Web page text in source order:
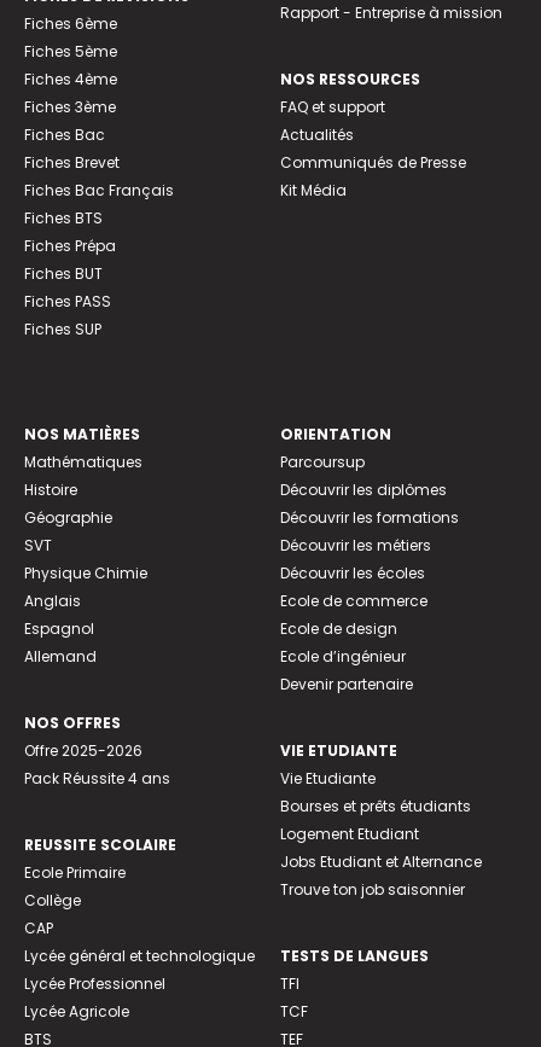
Fiches 6ème
Fiches 5ème
Fiches 4ème
Fiches 3ème
Fiches Bac
Fiches Brevet
Fiches Bac Français
Fiches BTS
Fiches Prépa
Fiches BUT
Fiches PASS
Fiches SUP
Rapport - Entreprise à mission
NOS RESSOURCES
FAQ et support
Actualités
Communiqués de Presse
Kit Média
NOS MATIÈRES
Mathématiques
Histoire
Géographie
SVT
Physique Chimie
Anglais
Espagnol
Allemand
NOS OFFRES
Offre 2025-2026
Pack Réussite 4 ans
REUSSITE SCOLAIRE
Ecole Primaire
Collège
CAP
Lycée général et technologique
Lycée Professionnel
Lycée Agricole
BTS
ORIENTATION
Parcoursup
Découvrir les diplômes
Découvrir les formations
Découvrir les métiers
Découvrir les écoles
Ecole de commerce
Ecole de design
Ecole d’ingénieur
Devenir partenaire
VIE ETUDIANTE
Vie Etudiante
Bourses et prêts étudiants
Logement Etudiant
Jobs Etudiant et Alternance
Trouve ton job saisonnier
TESTS DE LANGUES
TFI
TCF
TEF